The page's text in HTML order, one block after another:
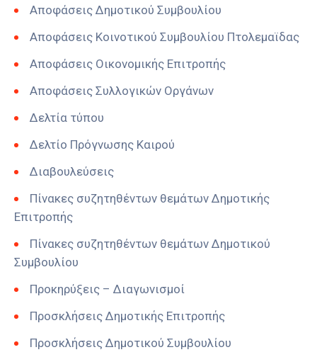
Αποφάσεις Δημοτικού Συμβουλίου
Αποφάσεις Κοινοτικού Συμβουλίου Πτολεμαϊδας
Αποφάσεις Οικονομικής Επιτροπής
Αποφάσεις Συλλογικών Οργάνων
Δελτία τύπου
Δελτίο Πρόγνωσης Καιρού
Διαβουλεύσεις
Πίνακες συζητηθέντων θεμάτων Δημοτικής
Επιτροπής
Πίνακες συζητηθέντων θεμάτων Δημοτικού
Συμβουλίου
Προκηρύξεις – Διαγωνισμοί
Προσκλήσεις Δημοτικής Επιτροπής
Προσκλήσεις Δημοτικού Συμβουλίου